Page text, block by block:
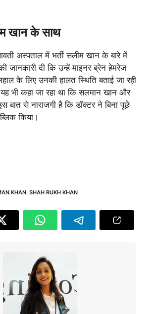
खान के साथ
अस्पताल में भर्ती सलीम खान के बारे में
जानकारी दी कि उन्हें माइनर ब्रेन हेमरेज
के लिए उनकी हालत स्थिति बताई जा रही
भी कहा जा रहा था कि सलमान खान और
बात से नाराजगी है कि डॉक्टर ने बिना पूछे
किया।
KHAN, SHAH RUKH KHAN